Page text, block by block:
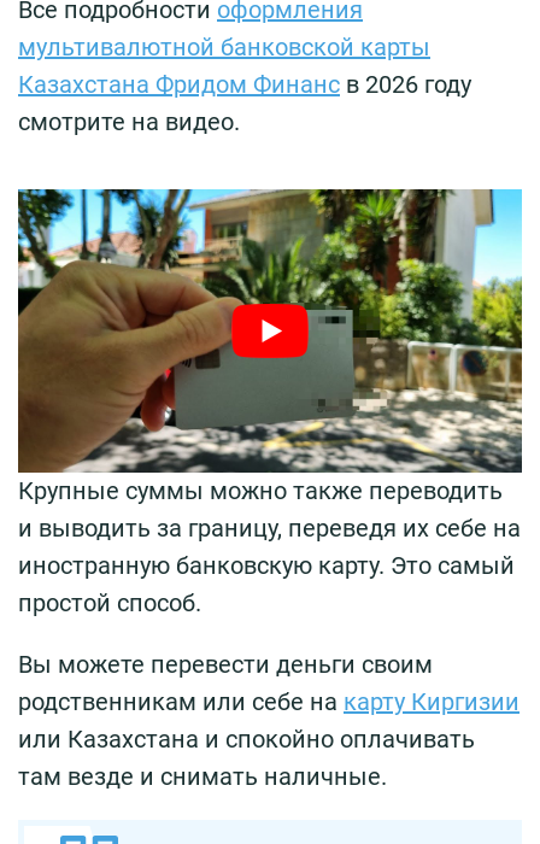
Все подробности оформления
мультивалютной банковской карты
Казахстана Фридом Финанс в 2026 году
cмотрите на видео.
Крупные суммы можно также переводить
и выводить за границу, переведя их себе на
иностранную банковскую карту. Это самый
простой способ.
Вы можете перевести деньги своим
родственникам или себе на карту Киргизии
или Казахстана и спокойно оплачивать
там везде и снимать наличные.